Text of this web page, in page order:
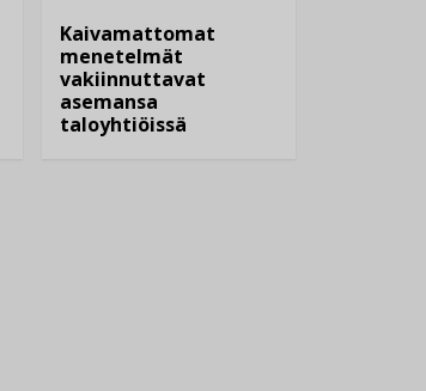
Kaivamattomat
menetelmät
vakiinnuttavat
asemansa
taloyhtiöissä